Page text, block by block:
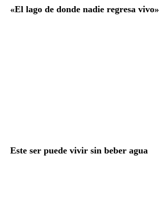
«El lago de donde nadie regresa vivo»
Este ser puede vivir sin beber agua